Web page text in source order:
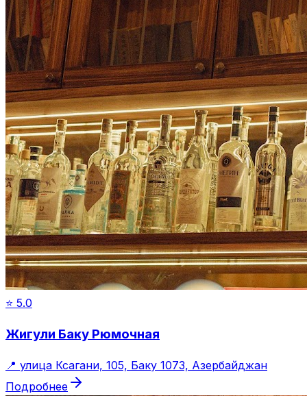
⭐ 5.0
Жигули Баку Рюмочная
📍 улица Ксагани, 105, Баку 1073, Азербайджан
Подробнее